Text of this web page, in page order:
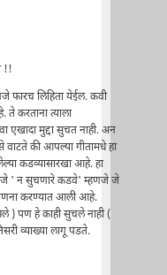
!!
फारच लिहिता येईल. कवी
करताना त्याला
एखादा मुद्दा सुचत नाही. अन
वाटते की आपल्या गीतामधे हा
कडव्यासारखा आहे. हा
' न सुचणारे कडवे' म्हणजे जे
गणना करण्यात आली आहे.
) पण हे काही सुचले नाही (
व्याख्या लागू पडते.